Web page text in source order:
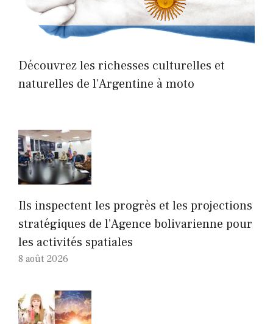
Découvrez les richesses culturelles et
naturelles de l’Argentine à moto
Ils inspectent les progrès et les projections
stratégiques de l’Agence bolivarienne pour
les activités spatiales
8 août 2026